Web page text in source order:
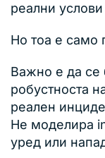
реални
Но тоа е само
Важно е да се
робустноста
реален
Не моделира
уред или